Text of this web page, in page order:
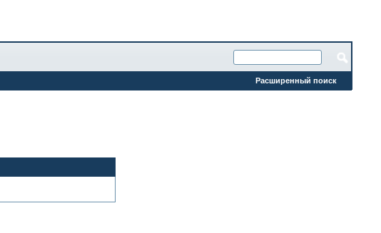
Расширенный поиск